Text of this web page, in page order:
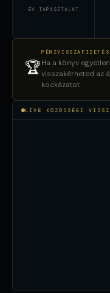
ÉV TAPASZTALAT
🏆Ha a könyv egyetlen
visszakérheted az
kockázatot.
LIVE KÖZÖSSÉGI